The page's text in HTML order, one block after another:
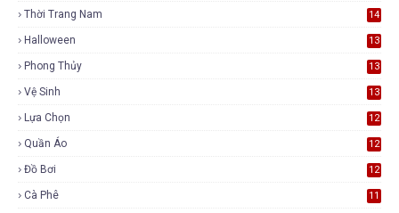
Thời Trang Nam 14
Halloween 13
Phong Thủy 13
Vệ Sinh 13
Lựa Chọn 12
Quần Áo 12
Đồ Bơi 12
Cà Phê 11